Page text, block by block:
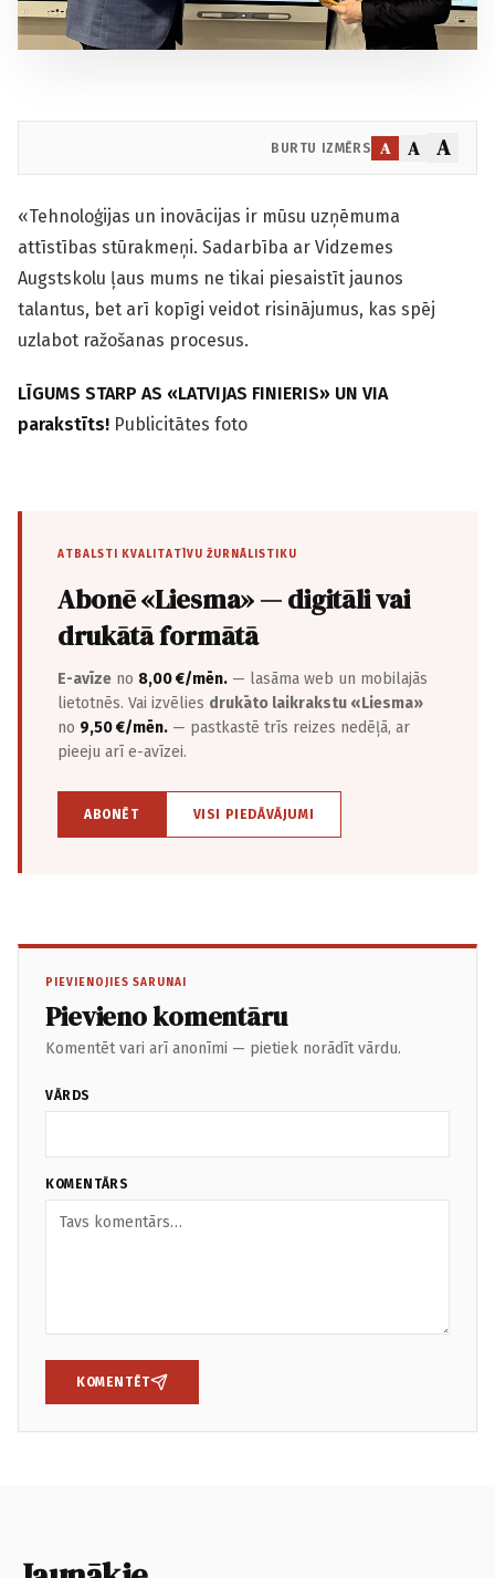
BURTU IZMĒRS A A A
«Tehnoloģijas un inovācijas ir mūsu uzņēmuma
attīstības stūr­akmeņi. Sadarbība ar Vidzemes
Augstskolu ļaus mums ne tikai piesaistīt jaunos
talantus, bet arī kopīgi veidot risinājumus, kas spēj
uzlabot ražošanas procesus.
LĪGUMS STARP AS «LATVIJAS FINIERIS» UN VIA
parakstīts! Publicitātes foto
ATBALSTI KVALITATĪVU ŽURNĀLISTIKU
Abonē «Liesma» — digitāli vai
drukātā formātā
E-avīze no 8,00 €/mēn. — lasāma web un mobilajās
lietotnēs. Vai izvēlies drukāto laikrakstu «Liesma»
no 9,50 €/mēn. — pastkastē trīs reizes nedēļā, ar
pieeju arī e-avīzei.
ABONĒT VISI PIEDĀVĀJUMI
PIEVIENOJIES SARUNAI
Pievieno komentāru
Komentēt vari arī anonīmi — pietiek norādīt vārdu.
VĀRDS
KOMENTĀRS
KOMENTĒT